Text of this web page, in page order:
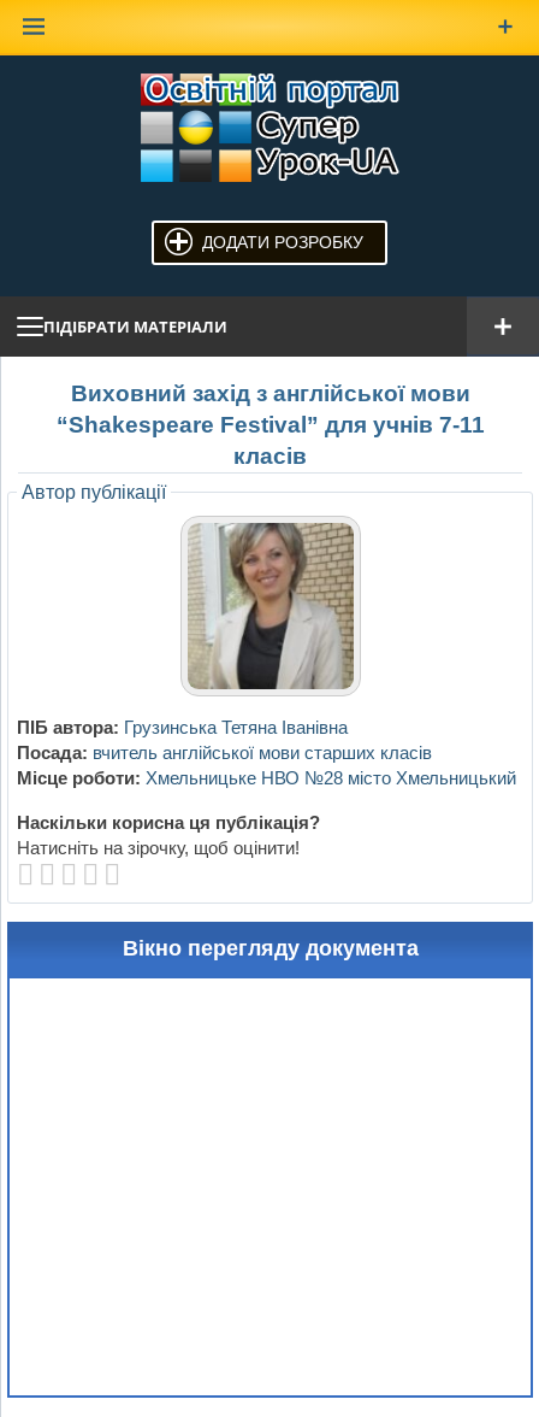
ДОДАТИ РОЗРОБКУ
ПІДІБРАТИ МАТЕРІАЛИ
Виховний захід з англійської мови
“Shakespeare Festival” для учнів 7-11
класів
Автор публікації
ПІБ автора: Грузинська Тетяна Іванівна
Посада: вчитель англійської мови старших класів
Місце роботи: Хмельницьке НВО №28 місто Хмельницький
Наскільки корисна ця публікація?
Натисніть на зірочку, щоб оцінити!
Вікно перегляду документа